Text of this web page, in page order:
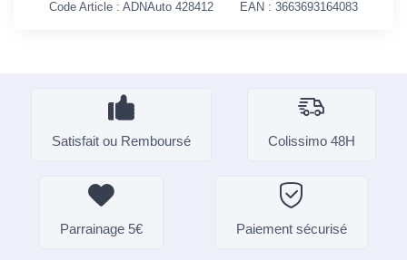
Code Article : ADNAuto 428412 EAN : 3663693164083
Satisfait ou Remboursé Colissimo 48H
Parrainage 5€ Paiement sécurisé